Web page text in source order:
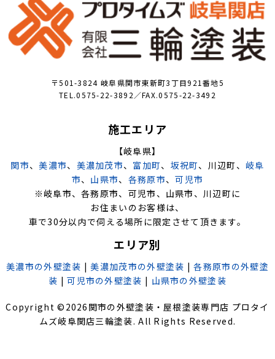
〒501-3824 岐阜県関市東新町3丁目921番地5
TEL.0575-22-3892／FAX.0575-22-3492
施工エリア
【岐阜県】
関市、美濃市、 美濃加茂市、 富加町、 坂祝町、川辺町、 岐阜
市、 山県市、 各務原市、可児市
※岐阜市、各務原市、可児市、山県市、川辺町に
お住まいのお客様は、
車で30分以内で伺える場所に限定させて頂きます。
エリア別
美濃市の外壁塗装 |美濃加茂市の外壁塗装 |各務原市の外壁塗
装 |可児市の外壁塗装 | 山県市の外壁塗装
Copyright © 2026 関市の外壁塗装・屋根塗装専門店 プロタイ
ムズ岐阜関店三輪塗装. All Rights Reserved.